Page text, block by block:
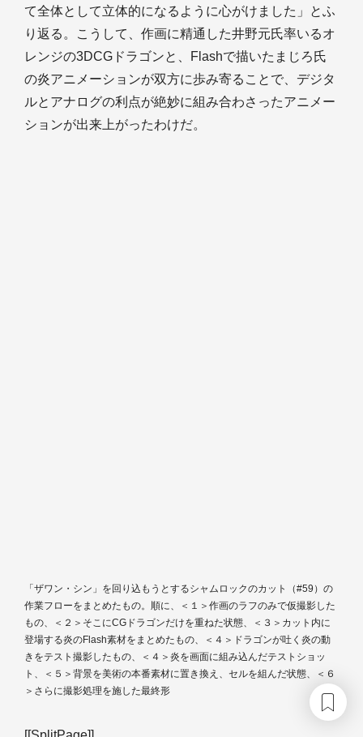
て全体として立体的になるように心がけました」とふ
り返る。こうして、作画に精通した井野元氏率いるオ
レンジの3DCGドラゴンと、Flashで描いたまじろ氏
の炎アニメーションが双方に歩み寄ることで、デジタ
ルとアナログの利点が絶妙に組み合わさったアニメー
ションが出来上がったわけだ。
「ザワン・シン」を回り込もうとするシャムロックのカット（#59）の
作業フローをまとめたもの。順に、＜１＞作画のラフのみで仮撮影した
もの、＜２＞そこにCGドラゴンだけを重ねた状態、＜３＞カット内に
登場する炎のFlash素材をまとめたもの、＜４＞ドラゴンが吐く炎の動
きをテスト撮影したもの、＜４＞炎を画面に組み込んだテストショッ
ト、＜５＞背景を美術の本番素材に置き換え、セルを組んだ状態、＜６
＞さらに撮影処理を施した最終形